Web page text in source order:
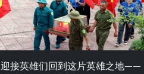
迎接英雄们回到这片英雄之地——